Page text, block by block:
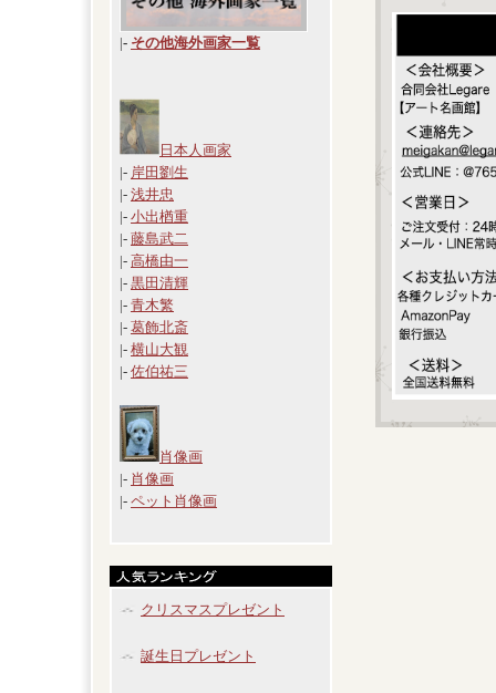
|- その他海外画家一覧
日本人画家
|- 岸田劉生
|- 浅井忠
|- 小出楢重
|- 藤島武二
|- 高橋由一
|- 黒田清輝
|- 青木繁
|- 葛飾北斎
|- 横山大観
|- 佐伯祐三
肖像画
|- 肖像画
|- ペット肖像画
クリスマスプレゼント
誕生日プレゼント